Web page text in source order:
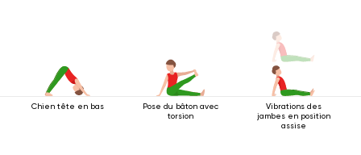
Chien tête en bas
Pose du bâton avec
torsion
Vibrations des
jambes en position
assise